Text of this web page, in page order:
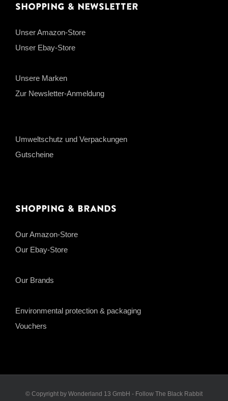
Shopping & Newsletter
Unser Amazon-Store
Unser Ebay-Store
Unsere Marken
Zur Newsletter-Anmeldung
Umweltschutz und Verpackungen
Gutscheine
Shopping & Brands
Our Amazon-Store
Our Ebay-Store
Our Brands
Environmental protection & packaging
Vouchers
© Copyright by Wonderland 13 GmbH - Follow The Black Rabbit